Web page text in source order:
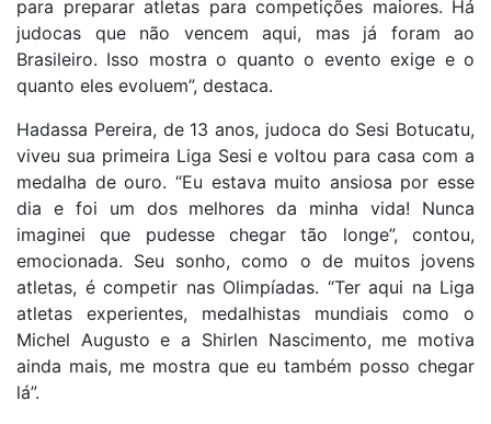
para preparar atletas para competições maiores. Há
judocas que não vencem aqui, mas já foram ao
Brasileiro. Isso mostra o quanto o evento exige e o
quanto eles evoluem”, destaca.
Hadassa Pereira, de 13 anos, judoca do Sesi Botucatu,
viveu sua primeira Liga Sesi e voltou para casa com a
medalha de ouro. “Eu estava muito ansiosa por esse
dia e foi um dos melhores da minha vida! Nunca
imaginei que pudesse chegar tão longe”, contou,
emocionada. Seu sonho, como o de muitos jovens
atletas, é competir nas Olimpíadas. “Ter aqui na Liga
atletas experientes, medalhistas mundiais como o
Michel Augusto e a Shirlen Nascimento, me motiva
ainda mais, me mostra que eu também posso chegar
lá”.